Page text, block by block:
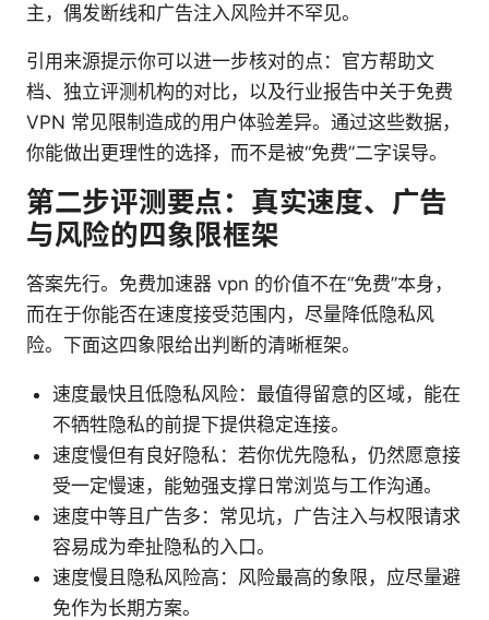
主，偶发断线和广告注入风险并不罕见。
引用来源提示你可以进一步核对的点：官方帮助文
档、独立评测机构的对比，以及行业报告中关于免费
VPN 常见限制造成的用户体验差异。通过这些数据，
你能做出更理性的选择，而不是被“免费”二字误导。
第二步评测要点：真实速度、广告
与风险的四象限框架
答案先行。免费加速器 vpn 的价值不在“免费”本身，
而在于你能否在速度接受范围内，尽量降低隐私风
险。下面这四象限给出判断的清晰框架。
速度最快且低隐私风险：最值得留意的区域，能在
不牺牲隐私的前提下提供稳定连接。
速度慢但有良好隐私：若你优先隐私，仍然愿意接
受一定慢速，能勉强支撑日常浏览与工作沟通。
速度中等且广告多：常见坑，广告注入与权限请求
容易成为牵扯隐私的入口。
速度慢且隐私风险高：风险最高的象限，应尽量避
免作为长期方案。